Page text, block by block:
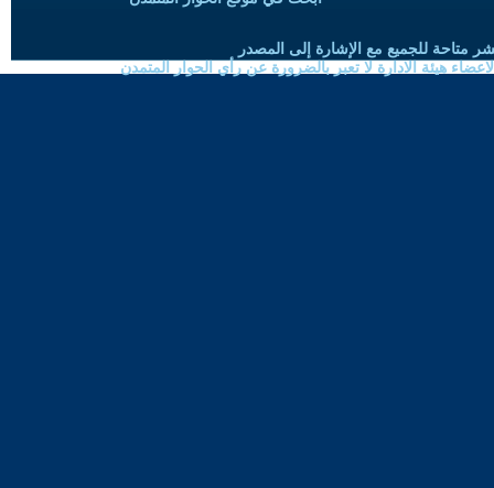
متاحة للجميع مع الإشارة إلى المصدر
هيئة الادارة لا تعبر بالضرورة عن رأي الحوار المتمدن